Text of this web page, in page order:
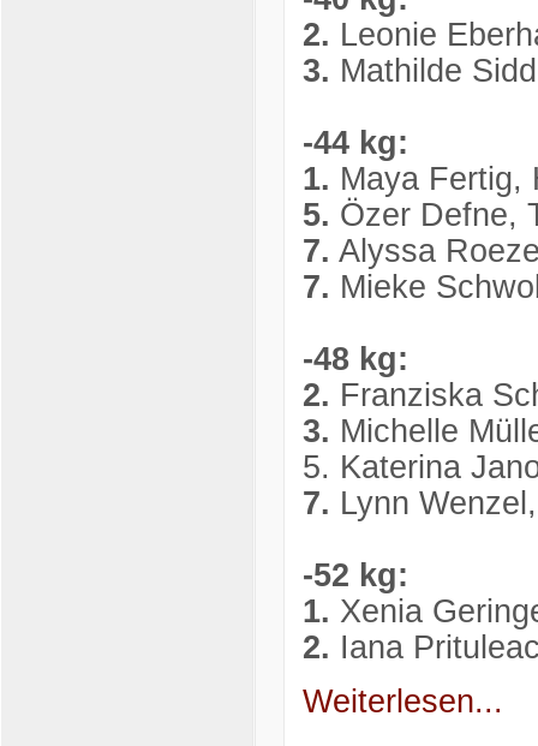
2. Leonie
3. Mathilde
-44 kg:
1. Maya Fertig,
5. Özer Defne,
7. Alyssa
7. Mieke
-48 kg:
2. Franziska
3. Michelle
5. Katerina
7. Lynn
-52 kg:
1. Xenia
2. Iana
Weiterlesen...